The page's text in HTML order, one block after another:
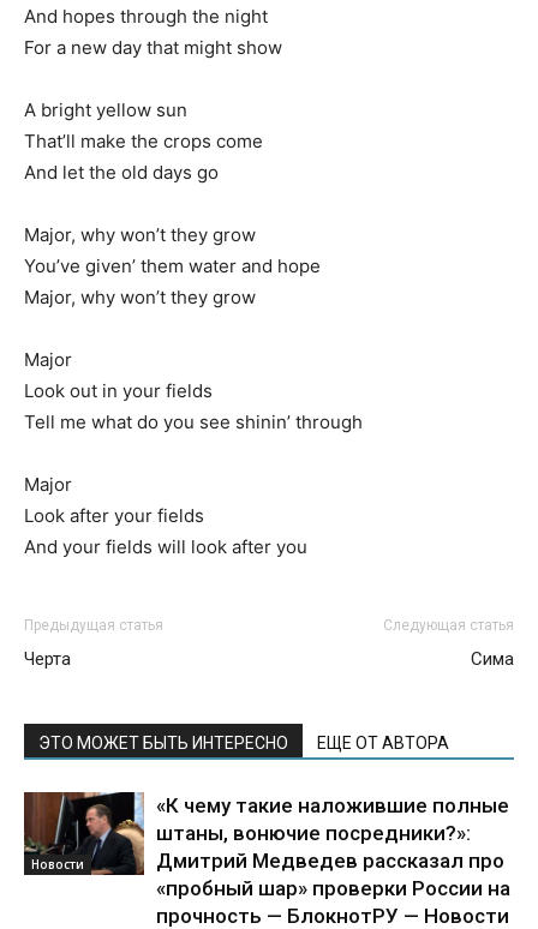
And hopes through the night
For a new day that might show
A bright yellow sun
That’ll make the crops come
And let the old days go
Major, why won’t they grow
You’ve given’ them water and hope
Major, why won’t they grow
Major
Look out in your fields
Tell me what do you see shinin’ through
Major
Look after your fields
And your fields will look after you
Предыдущая статья
Черта
Следующая статья
Сима
ЭТО МОЖЕТ БЫТЬ ИНТЕРЕСНО ЕЩЕ ОТ АВТОРА
Новости
«К чему такие наложившие полные
штаны, вонючие посредники?»:
Дмитрий Медведев рассказал про
«пробный шар» проверки России на
прочность — БлокнотРУ — Новости